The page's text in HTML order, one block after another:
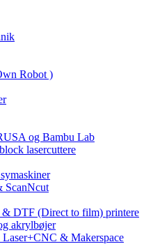
Robot )
og Bambu Lab
lasercuttere
ScanNcut
DTF (Direct to film) printere
akrylbøjer
& Makerspace